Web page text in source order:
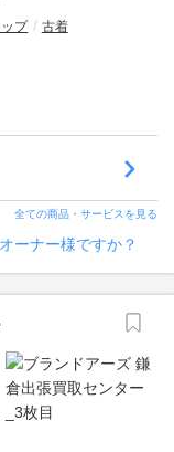
プ 古着
全ての商品・サービスを見る
ーナー様ですか？